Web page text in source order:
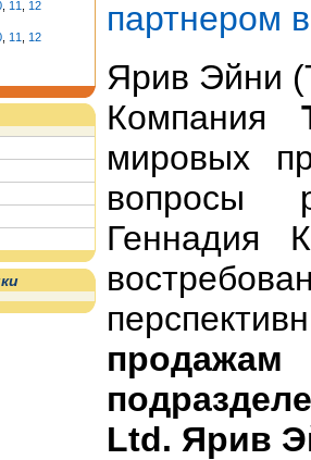
11
12
11
12
партнером
Ярив Эйни
Компания
мировых
вопросы
Геннадия
Ltd. Ярив